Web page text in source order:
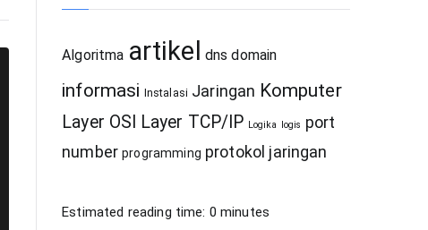
Algoritma artikel dns domain
informasi Instalasi Jaringan Komputer
Layer OSI Layer TCP/IP Logika logis port
number programming protokol jaringan
Estimated reading time: 0 minutes